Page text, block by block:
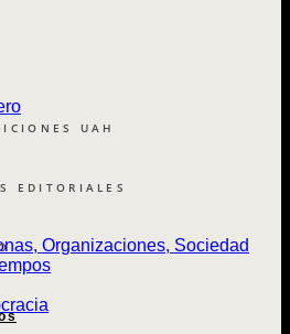
UAH
EDITORIALES
Organizaciones, Sociedad